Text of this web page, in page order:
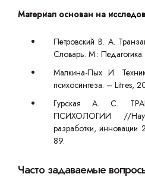
Материал основан на
Петровский В. А.
Словарь. М.:
Малкина-Пых И.
психосинтеза. – Litres,
Гурская А. С.
ПСИХОЛОГИИ //
разработки,
89.
Часто задаваемые